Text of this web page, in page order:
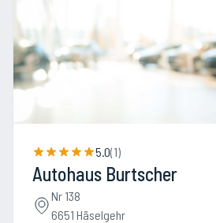
5.0(1)
Autohaus Burtscher
Nr 138
6651 Häselgehr